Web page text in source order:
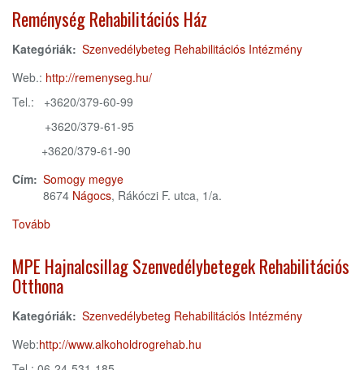
Közhasznú
Alapítvány)
Reménység Rehabilitációs Ház
Kategóriák: Szenvedélybeteg Rehabilitációs Intézmény
Web.: http://remenyseg.hu/
Tel.: +3620/379-60-99
+3620/379-61-95
+3620/379-61-90
Cím: Somogy megye
8674 Nágocs, Rákóczi F. utca, 1/a.
Tovább
Ház)
MPE Hajnalcsillag Szenvedélybetegek Rehabilitációs
Otthona
Kategóriák: Szenvedélybeteg Rehabilitációs Intézmény
Web:http://www.alkoholdrogrehab.hu